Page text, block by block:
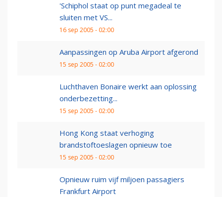
'Schiphol staat op punt megadeal te
sluiten met VS...
16 sep 2005 - 02:00
Aanpassingen op Aruba Airport afgerond
15 sep 2005 - 02:00
Luchthaven Bonaire werkt aan oplossing
onderbezetting...
15 sep 2005 - 02:00
Hong Kong staat verhoging
brandstoftoeslagen opnieuw toe
15 sep 2005 - 02:00
Opnieuw ruim vijf miljoen passagiers
Frankfurt Airport